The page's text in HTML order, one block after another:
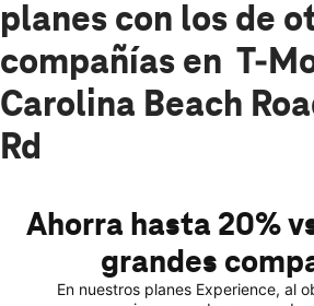
planes con los de
compañías en T-
Carolina Beach
Rd